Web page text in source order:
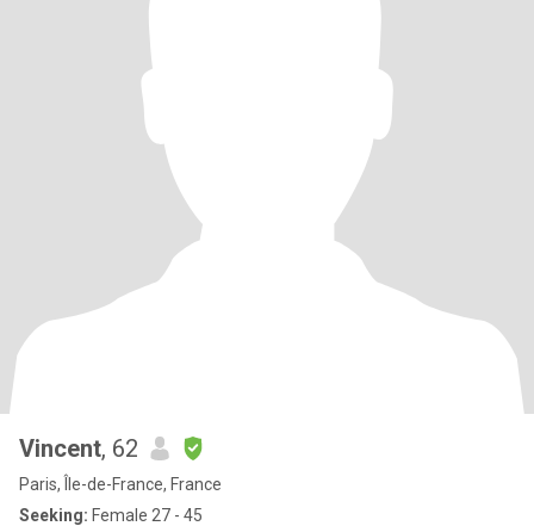
Vincent, 62
Paris, Île-de-France, France
Seeking: Female 27 - 45